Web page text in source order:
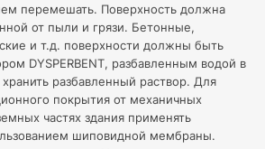
перемешать. Поверхность должна
от пыли и грязи. Бетонные,
и т.д. поверхности должны быть
DYSPERBENT, разбавленным водой в
разбавленный раствор. Для
покрытия от механичных
частях здания применять
шиповидной мембраны.